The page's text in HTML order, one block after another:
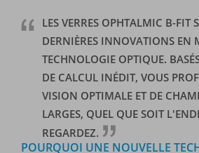
LES VERRES OPHTALMIC B-FIT
DERNIÈRES INNOVATIONS EN
TECHNOLOGIE OPTIQUE.
DE CALCUL INÉDIT, VOUS
VISION OPTIMALE ET DE
LARGES, QUEL QUE SOIT
REGARDEZ.
POURQUOI UNE NOUVELLE